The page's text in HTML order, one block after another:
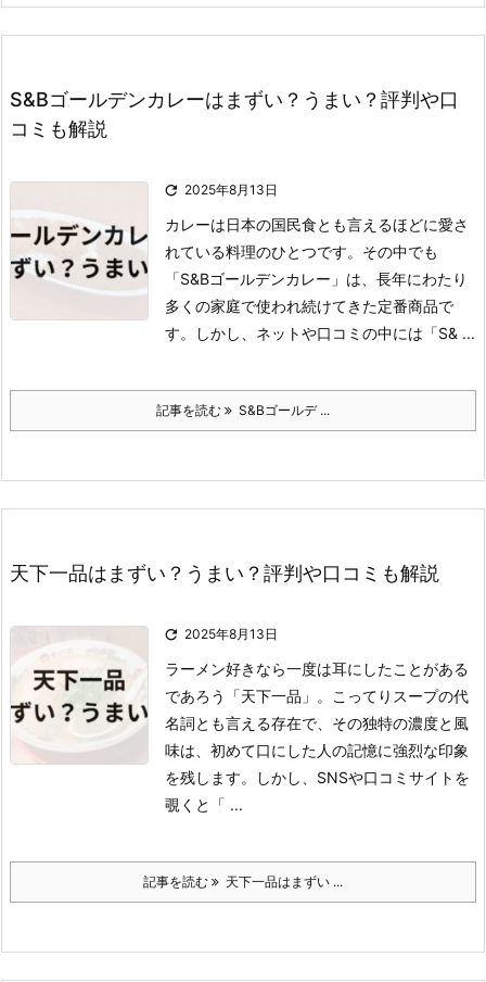
S&Bゴールデンカレーはまずい？うまい？評判や口
コミも解説
 2025年8月13日
カレーは日本の国民食とも言えるほどに愛さ
れている料理のひとつです。 その中でも
「S&Bゴールデンカレー」は、長年にわたり
多くの家庭で使われ続けてきた定番商品で
す。
しかし、ネットや口コミの中には「S& ...
記事を読む S&Bゴールデ ...
天下一品はまずい？うまい？評判や口コミも解説
 2025年8月13日
ラーメン好きなら一度は耳にしたことがある
であろう「天下一品」。
こってりスープの代
名詞とも言える存在で、その独特の濃度と風
味は、初めて口にした人の記憶に強烈な印象
を残します。
しかし、SNSや口コミサイトを
覗くと「 ...
記事を読む 天下一品はまずい ...